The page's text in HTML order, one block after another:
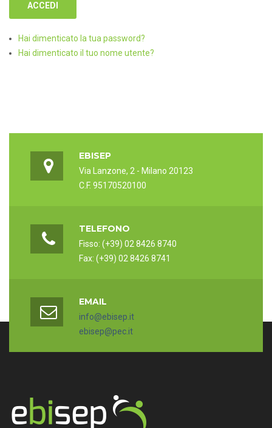
ACCEDI
Hai dimenticato la tua password?
Hai dimenticato il tuo nome utente?
EBISEP
Via Lanzone, 2 - Milano 20123
C.F. 95170520100
TELEFONO
Fisso: (+39) 02 8426 8740
Fax: (+39) 02 8426 8741
EMAIL
info@ebisep.it
ebisep@pec.it